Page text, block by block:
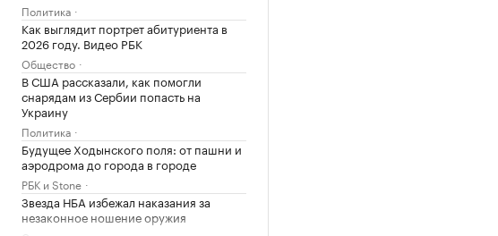
Политика
Как выглядит портрет абитуриента в
2026 году. Видео РБК
Общество
В США рассказали, как помогли
снарядам из Сербии попасть на
Украину
Политика
Будущее Ходынского поля: от пашни и
аэродрома до города в городе
РБК и Stone
Звезда НБА избежал наказания за
незаконное ношение оружия